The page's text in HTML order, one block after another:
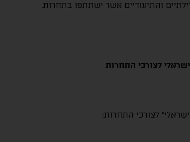
והתיעודיים אשר ישתתפו בתחרות.
לצורכי התחרות
לצורכי התחרות: